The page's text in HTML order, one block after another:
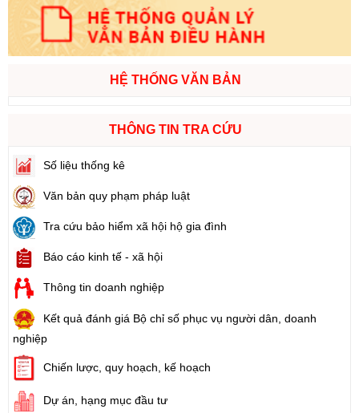
HỆ THỐNG VĂN BẢN
THÔNG TIN TRA CỨU
Số liệu thống kê
Văn bản quy phạm pháp luật
Tra cứu bảo hiểm xã hội hộ gia đình
Báo cáo kinh tế - xã hội
Thông tin doanh nghiệp
Kết quả đánh giá Bộ chỉ số phục vụ người dân, doanh
nghiệp
Chiến lược, quy hoạch, kế hoạch
Dự án, hạng mục đầu tư